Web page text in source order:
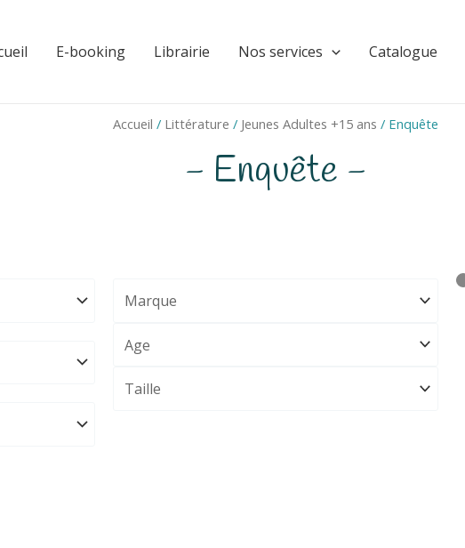
E-booking Librairie Nos services Catalogue
Accueil / Littérature / Jeunes Adultes +15 ans / Enquête
- Enquête -